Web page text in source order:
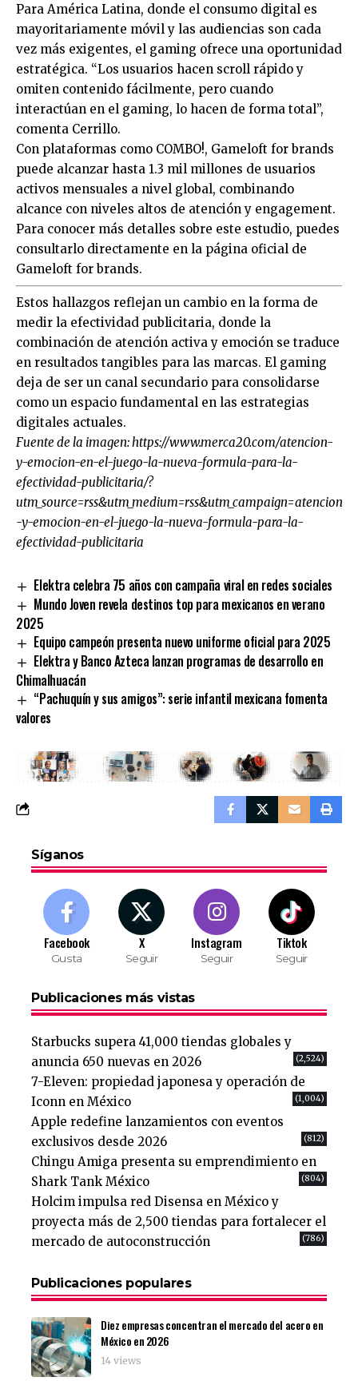
Para América Latina, donde el consumo digital es
mayoritariamente móvil y las audiencias son cada
vez más exigentes, el gaming ofrece una oportunidad
estratégica. “Los usuarios hacen scroll rápido y
omiten contenido fácilmente, pero cuando
interactúan en el gaming, lo hacen de forma total”,
comenta Cerrillo.
Con plataformas como COMBO!, Gameloft for brands
puede alcanzar hasta 1.3 mil millones de usuarios
activos mensuales a nivel global, combinando
alcance con niveles altos de atención y engagement.
Para conocer más detalles sobre este estudio, puedes
consultarlo directamente en la página oficial de
Gameloft for brands.
Estos hallazgos reflejan un cambio en la forma de
medir la efectividad publicitaria, donde la
combinación de atención activa y emoción se traduce
en resultados tangibles para las marcas. El gaming
deja de ser un canal secundario para consolidarse
como un espacio fundamental en las estrategias
digitales actuales.
Fuente de la imagen:https://www.merca20.com/atencion-
y-emocion-en-el-juego-la-nueva-formula-para-la-
efectividad-publicitaria/?
utm_source=rss&utm_medium=rss&utm_campaign=atencion
-y-emocion-en-el-juego-la-nueva-formula-para-la-
efectividad-publicitaria
Elektra celebra 75 años con campaña viral en redes sociales
Mundo Joven revela destinos top para mexicanos en verano
2025
Equipo campeón presenta nuevo uniforme oficial para 2025
Elektra y Banco Azteca lanzan programas de desarrollo en
Chimalhuacán
“Pachuquín y sus amigos”: serie infantil mexicana fomenta
valores
Síganos
Facebook
Gusta
X
Seguir
Instagram
Seguir
Tiktok
Seguir
Publicaciones más vistas
Starbucks supera 41,000 tiendas globales y
anuncia 650 nuevas en 2026
(2,524)
7-Eleven: propiedad japonesa y operación de
Iconn en México
(1,004)
Apple redefine lanzamientos con eventos
exclusivos desde 2026
(812)
Chingu Amiga presenta su emprendimiento en
Shark Tank México
(804)
Holcim impulsa red Disensa en México y
proyecta más de 2,500 tiendas para fortalecer el
mercado de autoconstrucción
(786)
Publicaciones populares
Diez empresas concentran el mercado del acero en
México en 2026
14 views